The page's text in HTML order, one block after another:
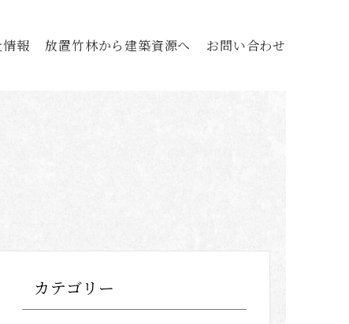
報 放置竹林から建築資源へ お問い合わせ
カテゴリー